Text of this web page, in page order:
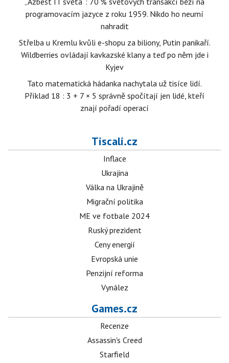
programovacím jazyce z roku 1959. Nikdo ho neumí
nahradit
Střelba u Kremlu kvůli e-shopu za biliony, Putin panikaří.
Wildberries ovládají kavkazské klany a teď po něm jde i
Kyjev
Tato matematická hádanka nachytala už tisíce lidí.
Příklad 18 : 3 + 7 × 5 správně spočítají jen lidé, kteří
znají pořadí operací
Tiscali.cz
Inflace
Ukrajina
Válka na Ukrajině
Migrační politika
ME ve fotbale 2024
Ruský prezident
Ceny energií
Evropská unie
Penzijní reforma
Vynález
Games.cz
Recenze
Assassin's Creed
Starfield